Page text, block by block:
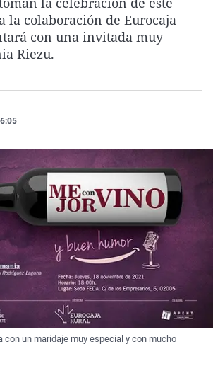
La rosa de los vientos
Gente viajera
Caso
Retornados
Extremadura
Galicia
Virales
Televisión
la colaboración de Eurocaja
con una invitada muy
Riezu.
con un maridaje muy especial y con mucho